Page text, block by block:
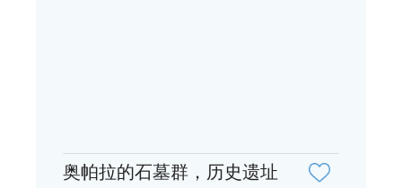
奥帕拉的石墓群，历史遗址